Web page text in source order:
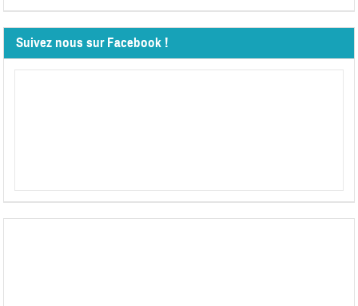
Suivez nous sur Facebook !